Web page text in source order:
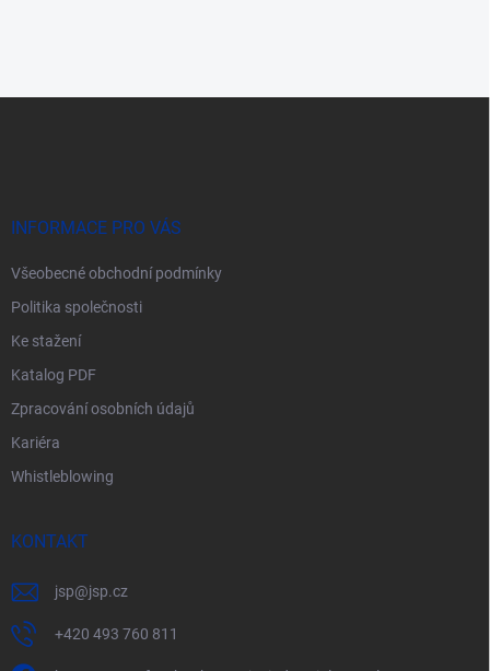
INFORMACE PRO VÁS
Všeobecné obchodní podmínky
Politika společnosti
Ke stažení
Katalog PDF
Zpracování osobních údajů
Kariéra
Whistleblowing
KONTAKT
jsp@jsp.cz
+420 493 760 811